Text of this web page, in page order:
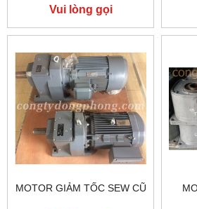
Vui lòng gọi
MOTOR GIẢM TỐC SEW CŨ